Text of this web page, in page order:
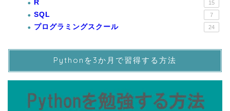
R 15
SQL 7
プログラミングスクール 24
Pythonを3か月で習得する方法